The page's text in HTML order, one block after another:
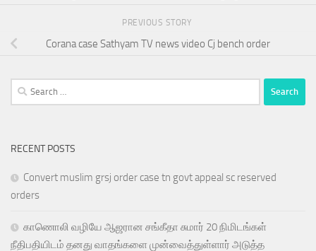
PREVIOUS STORY
Corana case Sathyam TV news video Cj bench order
Search
for:
RECENT POSTS
Convert muslim grsj order case tn govt appeal sc reserved
orders
காணொலி வழியே ஆஜரான சங்கீதா சுமார் 20 நிமிடங்கள்
நீதிபதியிடம் தனது வாதங்களை முன்வைத்துள்ளார் அடுத்த